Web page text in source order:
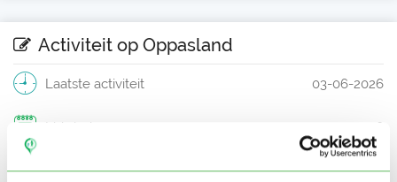
Activiteit op Oppasland
Laatste activiteit 03-06-2026
Lid sinds 27-05-2026
Profiel bijgewerkt 03-06-2026